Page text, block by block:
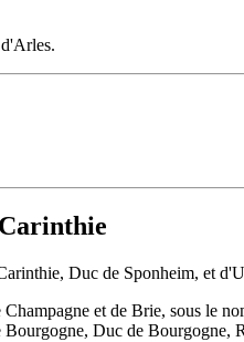
Duc de Sponheim, et
et de Brie, sous le
Duc de Bourgogne,